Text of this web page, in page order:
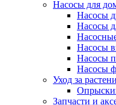
Насосы для
Насосы
Насосы
Насосы
Насосы
Насосы
Уход за
Запчасти и